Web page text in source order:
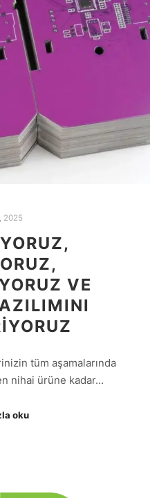
2025
VE
tüm aşamalarında
nihai ürüne kadar…
oku